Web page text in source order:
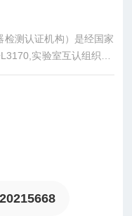
测认证机构）是经国家
实验室互认组织（I
,并依法专门从事仪器计
器校验检测机构当中，
CNAS国家认可项目50